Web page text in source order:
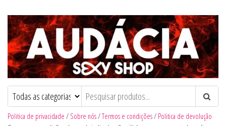
Audacia Sexy Shop
Politica de privacidade / Sobre nós/Termos e condições/ Politica de devolução